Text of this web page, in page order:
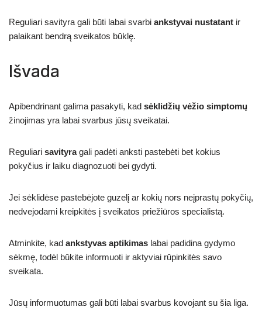
Reguliari savityra gali būti labai svarbi ankstyvai nustatant ir
palaikant bendrą sveikatos būklę.
Išvada
Apibendrinant galima pasakyti, kad sėklidžių vėžio simptomų
žinojimas yra labai svarbus jūsų sveikatai.
Reguliari savityragali padėti anksti pastebėti bet kokius
pokyčius ir laiku diagnozuoti bei gydyti.
Jei sėklidėse pastebėjote guzelį ar kokių nors neįprastų pokyčių,
nedvejodami kreipkitės į sveikatos priežiūros specialistą.
Atminkite, kad ankstyvas aptikimas labai padidina gydymo
sėkmę, todėl būkite informuoti ir aktyviai rūpinkitės savo
sveikata.
Jūsų informuotumas gali būti labai svarbus kovojant su šia liga.